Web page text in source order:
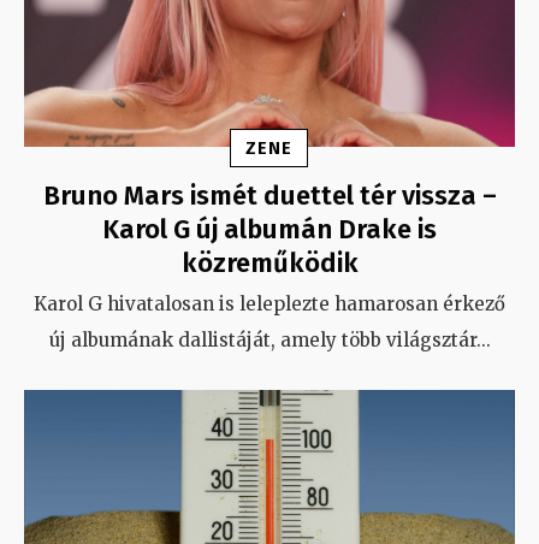
ZENE
Bruno Mars ismét duettel tér vissza –
Karol G új albumán Drake is
közreműködik
Karol G hivatalosan is leleplezte hamarosan érkező
új albumának dallistáját, amely több világsztár...